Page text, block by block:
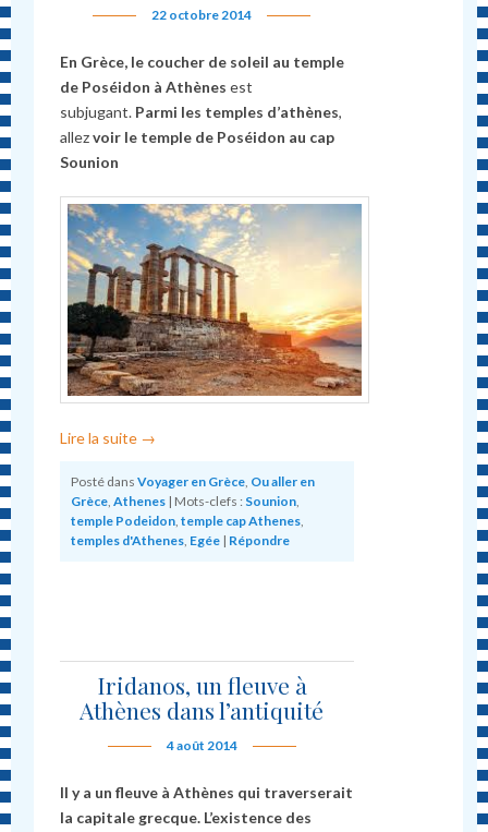
22 octobre 2014
En Grèce, le coucher de soleil au temple
de Poséidon à Athènes est
subjugant. Parmi les temples d’athènes,
allezvoir le temple de Poséidon au cap
Sounion
Lire la suite →
Posté dans Voyager en Grèce, Ou aller en
Grèce,Athenes | Mots-clefs : Sounion,
temple Podeidon,temple cap Athenes,
temples d'Athenes, Egée | Répondre
Iridanos, un fleuve à
Athènes dans l’antiquité
4 août 2014
Il y a un fleuve à Athènes qui traverserait
la capitale grecque. L’existence des